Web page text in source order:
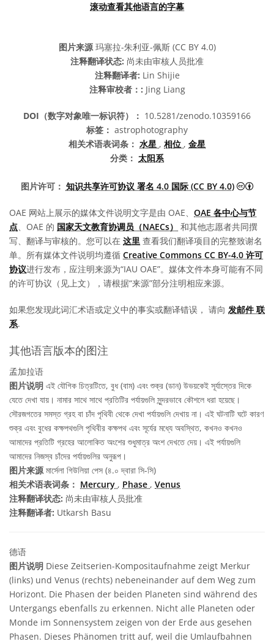
滚动查看其他语言的字幕
图片来源玛塞拉-朱利亚-佩斯 (CC BY 4.0)
注释翻译状态: 尚未由审核人员批准
注释翻译者: Lin Shijie
注释审校者：: Jing Liang
DOI（数字对象唯一标识符）： 10.5281/zenodo.10359166
标签： astrophotography
相关术语表词条： 水星 , 相位 , 金星
分类： 太阳系
图片许可： 知识共享许可协议 署名 4.0 国际 (CC BY 4.0) 知识
OAE 网站上展示的媒体文件说明文字是由 OAE、 OAE 各中心与节
点、OAE 的 国家天文教育协调员（NAECs）
和其他志愿者共同撰
写、翻译与审核的。您可以在 这里 查看我们翻译项目的完整致谢名
单。所有媒体文件说明均遵循 Creative Commons CC BY-4.0 许可
协议进行发布，应注明来源为“IAU OAE”。媒体文件本身可能有不同
的许可协议（见上文），请根据“来源”部分注明相应来源。
如果您发现此词汇术语或定义中的事实或翻译错误， 请向 发邮件 联
系.
其他语言版本的图注
孟加拉语
图片说明 এই যৌগিক চিত্রটিতে, বুধ (বাম) এবং শুক্র (ডান) উভয়কেই সূর্যাস্তের দিকে
যেতে দেখা যায়। নামার সাথে সাথে প্রতিটির পর্যায়গুলি সুন্দরভাবে কৌশলে ধরা হয়েছে।
সৌরজগতের সমস্ত গ্রহ বা চাঁদ পৃথিবী থেকে দেখা পর্যায়গুলি দেখায় না। এই ঘটনাটি ঘটে কারণ
শুক্র এবং বুধের কক্ষপথগুলি পৃথিবীর কক্ষপথ এবং সূর্যের মধ্যে অবস্থিত, কখনও কখনও
আমাদের প্রতিটি গ্রহের আলোকিত অংশের শুধুমাত্র অংশ দেখতে দেয়। এই পর্যায়গুলি
আমাদের নিজস্ব চাঁদের পর্যায়গুলির অনুরূপ।
图片来源মার্সেলা গিউলিয়া পেস (৪.০ দ্বারা সি-সি)
相关术语表词条： Mercury , Phase , Venus
注释翻译状态: 尚未由审核人员批准
注释翻译者: Utkarsh Basu
德语
图片说明 Diese Zeitserien-Kompositaufnahme zeigt Merkur
(links) und Venus (rechts) nebeneinander auf dem Weg zum
Horizont. Die Phasen der beiden Planeten sind während des
Untergangs ebenfalls zu erkennen. Nicht alle Planeten oder
Monde im Sonnensystem zeigen von der Erde aus gesehen
Phasen. Dieses Phänomen tritt auf, weil die Umlaufbahnen